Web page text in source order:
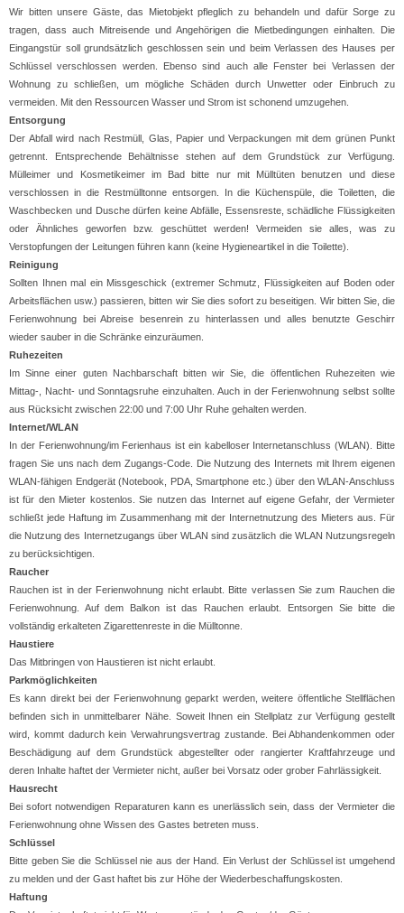
Wir bitten unsere Gäste, das Mietobjekt pfleglich zu behandeln und dafür Sorge zu
tragen, dass auch Mitreisende und Angehörigen die Mietbedingungen einhalten. Die
Eingangstür soll grundsätzlich geschlossen sein und beim Verlassen des Hauses per
Schlüssel verschlossen werden. Ebenso sind auch alle Fenster bei Verlassen der
Wohnung zu schließen, um mögliche Schäden durch Unwetter oder Einbruch zu
vermeiden. Mit den Ressourcen Wasser und Strom ist schonend umzugehen.
Entsorgung
Der Abfall wird nach Restmüll, Glas, Papier und Verpackungen mit dem grünen Punkt
getrennt. Entsprechende Behältnisse stehen auf dem Grundstück zur Verfügung.
Mülleimer und Kosmetikeimer im Bad bitte nur mit Mülltüten benutzen und diese
verschlossen in die Restmülltonne entsorgen. In die Küchenspüle, die Toiletten, die
Waschbecken und Dusche dürfen keine Abfälle, Essensreste, schädliche Flüssigkeiten
oder Ähnliches geworfen bzw. geschüttet werden! Vermeiden sie alles, was zu
Verstopfungen der Leitungen führen kann (keine Hygieneartikel in die Toilette).
Reinigung
Sollten Ihnen mal ein Missgeschick (extremer Schmutz, Flüssigkeiten auf Boden oder
Arbeitsflächen usw.) passieren, bitten wir Sie dies sofort zu beseitigen. Wir bitten Sie, die
Ferienwohnung bei Abreise besenrein zu hinterlassen und alles benutzte Geschirr
wieder sauber in die Schränke einzuräumen.
Ruhezeiten
Im Sinne einer guten Nachbarschaft bitten wir Sie, die öffentlichen Ruhezeiten wie
Mittag-, Nacht- und Sonntagsruhe einzuhalten. Auch in der Ferienwohnung selbst sollte
aus Rücksicht zwischen 22:00 und 7:00 Uhr Ruhe gehalten werden.
Internet/WLAN
In der Ferienwohnung/im Ferienhaus ist ein kabelloser Internetanschluss (WLAN). Bitte
fragen Sie uns nach dem Zugangs-Code. Die Nutzung des Internets mit Ihrem eigenen
WLAN-fähigen Endgerät (Notebook, PDA, Smartphone etc.) über den WLAN-Anschluss
ist für den Mieter kostenlos. Sie nutzen das Internet auf eigene Gefahr, der Vermieter
schließt jede Haftung im Zusammenhang mit der Internetnutzung des Mieters aus. Für
die Nutzung des Internetzugangs über WLAN sind zusätzlich die WLAN Nutzungsregeln
zu berücksichtigen.
Raucher
Rauchen ist in der Ferienwohnung nicht erlaubt. Bitte verlassen Sie zum Rauchen die
Ferienwohnung. Auf dem Balkon ist das Rauchen erlaubt. Entsorgen Sie bitte die
vollständig erkalteten Zigarettenreste in die Mülltonne.
Haustiere
Das Mitbringen von Haustieren ist nicht erlaubt.
Parkmöglichkeiten
Es kann direkt bei der Ferienwohnung geparkt werden, weitere öffentliche Stellflächen
befinden sich in unmittelbarer Nähe. Soweit Ihnen ein Stellplatz zur Verfügung gestellt
wird, kommt dadurch kein Verwahrungsvertrag zustande. Bei Abhandenkommen oder
Beschädigung auf dem Grundstück abgestellter oder rangierter Kraftfahrzeuge und
deren Inhalte haftet der Vermieter nicht, außer bei Vorsatz oder grober Fahrlässigkeit.
Hausrecht
Bei sofort notwendigen Reparaturen kann es unerlässlich sein, dass der Vermieter die
Ferienwohnung ohne Wissen des Gastes betreten muss.
Schlüssel
Bitte geben Sie die Schlüssel nie aus der Hand. Ein Verlust der Schlüssel ist umgehend
zu melden und der Gast haftet bis zur Höhe der Wiederbeschaffungskosten.
Haftung